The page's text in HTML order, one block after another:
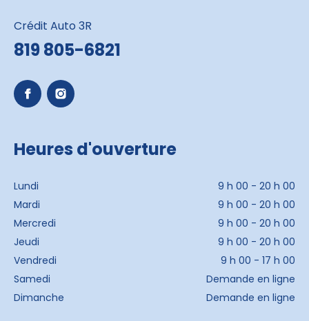
Crédit Auto 3R
819 805-6821
Heures d'ouverture
Lundi
9 h 00 - 20 h 00
Mardi
9 h 00 - 20 h 00
Mercredi
9 h 00 - 20 h 00
Jeudi
9 h 00 - 20 h 00
Vendredi
9 h 00 - 17 h 00
Samedi
Demande en ligne
Dimanche
Demande en ligne